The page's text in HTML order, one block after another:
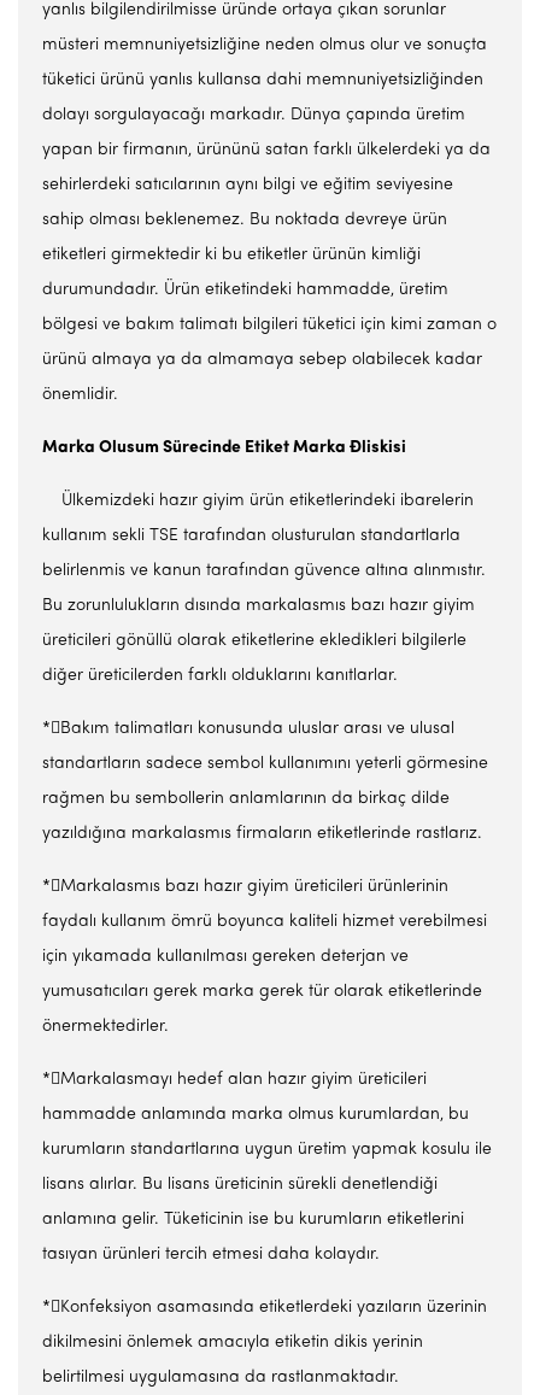
yanlıs bilgilendirilmisse üründe ortaya çıkan sorunlar
müsteri memnuniyetsizliğine neden olmus olur ve sonuçta
tüketici ürünü yanlıs kullansa dahi memnuniyetsizliğinden
dolayı sorgulayacağı markadır. Dünya çapında üretim
yapan bir firmanın, ürününü satan farklı ülkelerdeki ya da
sehirlerdeki satıcılarının aynı bilgi ve eğitim seviyesine
sahip olması beklenemez. Bu noktada devreye ürün
etiketleri girmektedir ki bu etiketler ürünün kimliği
durumundadır. Ürün etiketindeki hammadde, üretim
bölgesi ve bakım talimatı bilgileri tüketici için kimi zaman o
ürünü almaya ya da almamaya sebep olabilecek kadar
önemlidir.
Marka Olusum Sürecinde Etiket Marka Đliskisi
Ülkemizdeki hazır giyim ürün etiketlerindeki ibarelerin
kullanım sekli TSE tarafından olusturulan standartlarla
belirlenmis ve kanun tarafından güvence altına alınmıstır.
Bu zorunlulukların dısında markalasmıs bazı hazır giyim
üreticileri gönüllü olarak etiketlerine ekledikleri bilgilerle
diğer üreticilerden farklı olduklarını kanıtlarlar.
*Bakım talimatları konusunda uluslar arası ve ulusal
standartların sadece sembol kullanımını yeterli görmesine
rağmen bu sembollerin anlamlarının da birkaç dilde
yazıldığına markalasmıs firmaların etiketlerinde rastlarız.
*Markalasmıs bazı hazır giyim üreticileri ürünlerinin
faydalı kullanım ömrü boyunca kaliteli hizmet verebilmesi
için yıkamada kullanılması gereken deterjan ve
yumusatıcıları gerek marka gerek tür olarak etiketlerinde
önermektedirler.
*Markalasmayı hedef alan hazır giyim üreticileri
hammadde anlamında marka olmus kurumlardan, bu
kurumların standartlarına uygun üretim yapmak kosulu ile
lisans alırlar. Bu lisans üreticinin sürekli denetlendiği
anlamına gelir. Tüketicinin ise bu kurumların etiketlerini
tasıyan ürünleri tercih etmesi daha kolaydır.
*Konfeksiyon asamasında etiketlerdeki yazıların üzerinin
dikilmesini önlemek amacıyla etiketin dikis yerinin
belirtilmesi uygulamasına da rastlanmaktadır.